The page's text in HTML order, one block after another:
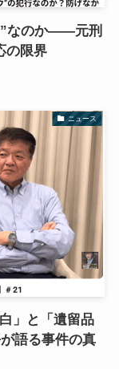
”なのか――元刑
の限界
ニュース
」と「遺留品
語る事件の真